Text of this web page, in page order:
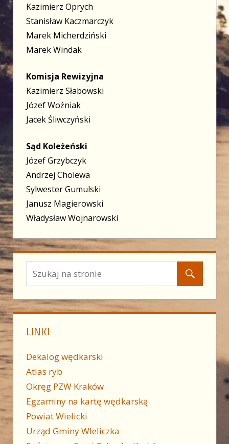
Kazimierz Oprych
Stanisław Kaczmarczyk
Marek Micherdziński
Marek Windak
Komisja Rewizyjna
Kazimierz Słabowski
Józef Woźniak
Jacek Śliwczyński
Sąd Koleżeński
Józef Grzybczyk
Andrzej Cholewa
Sylwester Gumulski
Janusz Magierowski
Władysław Wojnarowski
LINKI
Dekalog wędkarski
Atlas ryb
Okręg PZW Kraków
Egzaminy na kartę wędkarską
Powiat Wielicki
Urząd Gminy WIeliczka